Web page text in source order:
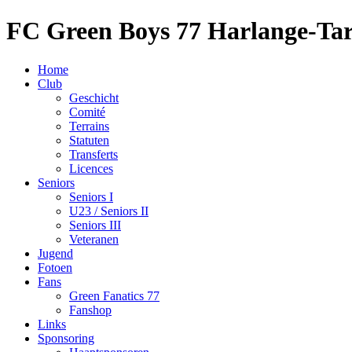
FC Green Boys 77 Harlange-
Home
Club
Geschicht
Comité
Terrains
Statuten
Transferts
Licences
Seniors
Seniors I
U23 / Seniors II
Seniors III
Veteranen
Jugend
Fotoen
Fans
Green Fanatics 77
Fanshop
Links
Sponsoring